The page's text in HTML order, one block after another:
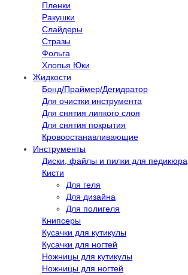
Пленки
Ракушки
Слайдеры
Стразы
Фольга
Хлопья Юки
Жидкости
Бонд/Праймер/Дегидратор
Для очистки инструмента
Для снятия липкого слоя
Для снятия покрытия
Кровоостанавливающие
Инструменты
Диски, файлы и пилки для педикюра
Кисти
Для геля
Для дизайна
Для полигеля
Книпсеры
Кусачки для кутикулы
Кусачки для ногтей
Ножницы для кутикулы
Ножницы для ногтей